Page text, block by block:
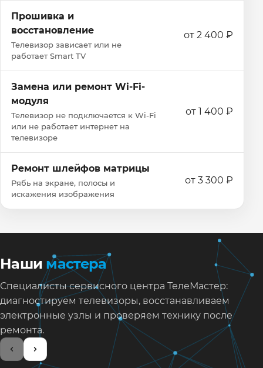
Прошивка и
восстановление
Телевизор зависает или не
работает Smart TV
от 2 400 ₽
Замена или ремонт Wi‑Fi-
модуля
Телевизор не подключается к Wi‑Fi
или не работает интернет на
телевизоре
от 1 400 ₽
Ремонт шлейфов матрицы
Рябь на экране, полосы и
искажения изображения
от 3 300 ₽
Наши мастера
Специалисты сервисного центра ТелеМастер:
диагностируем телевизоры, восстанавливаем
электронные узлы и проверяем технику после
ремонта.